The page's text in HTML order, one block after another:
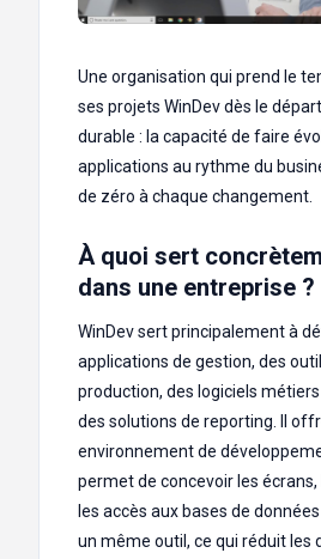
Une organisation qui prend le
ses projets WinDev dès le
durable : la capacité de faire
applications au rythme du
de zéro à chaque changement.
À quoi sert
dans une entreprise ?
WinDev sert principalement à
applications de gestion, des
production, des logiciels
des solutions de reporting. Il
environnement de
permet de concevoir les
les accès aux bases de
un même outil, ce qui réduit les